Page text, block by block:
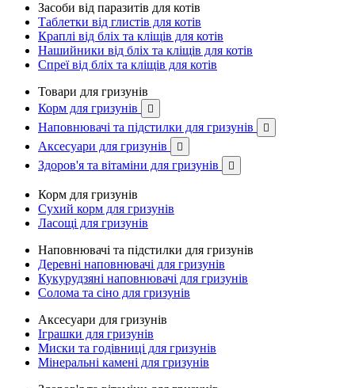
Засоби від паразитів для котів
Таблетки від глистів для котів
Краплі від бліх та кліщів для котів
Нашийники від бліх та кліщів для котів
Спреї від бліх та кліщів для котів
Товари для гризунів
Корм для гризунів

Наповнювачі та підстилки для гризунів 
Аксесуари для гризунів 
Здоров'я та вітаміни для гризунів 
Корм для гризунів
Сухий корм для гризунів
Ласощі для гризунів
Наповнювачі та підстилки для гризунів
Деревні наповнювачі для гризунів
Кукурудзяні наповнювачі для гризунів
Солома та сіно для гризунів
Аксесуари для гризунів
Іграшки для гризунів
Миски та годівниці для гризунів
Мінеральні камені для гризунів